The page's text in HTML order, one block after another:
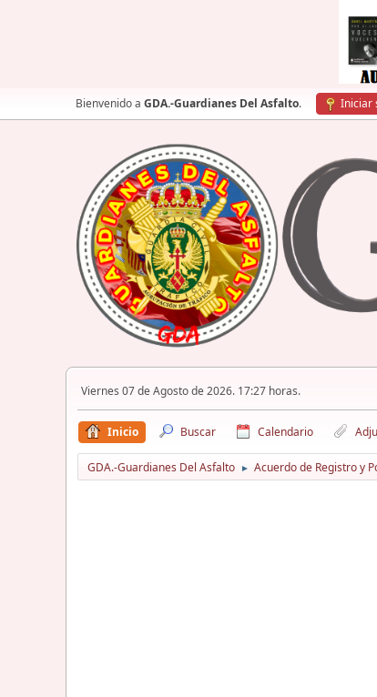
Bienvenido a GDA.-Guardianes Del Asfalto. Iniciar
Viernes 07 de Agosto de 2026. 17:27 horas.
Inicio Buscar Calendario
GDA.-Guardianes Del Asfalto ► Acuerdo de Registro y